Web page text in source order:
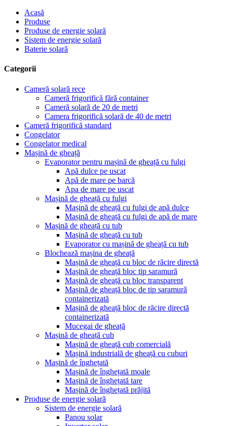
Acasă
Produse
Produse de energie solară
Sistem de energie solară
Baterie solară
Categorii
Cameră solară rece
Cameră frigorifică fără container
Cameră solară de 20 de metri
Camera frigorifică solară de 40 de metri
Cameră frigorifică standard
Congelator
Congelator medical
Mașină de gheață
Evaporator pentru mașină de gheață cu fulgi
Apă dulce pe uscat
Apă de mare pe barcă
Apa de mare pe uscat
Mașină de gheață cu fulgi
Mașină de gheață cu fulgi de apă dulce
Mașină de gheață cu fulgi de apă de mare
Mașină de gheață cu tub
Mașină de gheață cu tub
Evaporator cu mașină de gheață cu tub
Blochează mașina de gheață
Mașină de gheață cu bloc de răcire directă
Mașină de gheață bloc tip saramură
Mașină de gheață cu bloc transparent
Mașină de gheață bloc de tip saramură
containerizată
Mașină de gheață bloc de răcire directă
containerizată
Mucegai de gheață
Mașină de gheață cub
Mașină de gheață cub comercială
Mașină industrială de gheață cu cuburi
Mașină de înghețată
Mașină de înghețată moale
Mașină de înghețată tare
Mașină de înghețată prăjită
Produse de energie solară
Sistem de energie solară
Panou solar